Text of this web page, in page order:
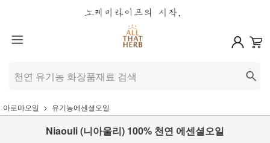
아로마오일 유기농에센셜오일
Niaouli (니아울리) 100% 천연 에센셜오일